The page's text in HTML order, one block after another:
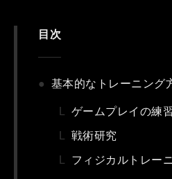
目次
基本的なトレーニング
ゲームプレイの練
戦術研究
フィジカルトレー